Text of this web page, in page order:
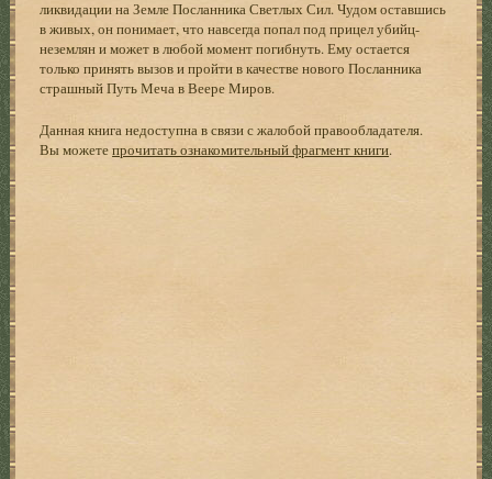
ликвидации на Земле Посланника Светлых Сил. Чудом оставшись
в живых, он понимает, что навсегда попал под прицел убийц-
неземлян и может в любой момент погибнуть. Ему остается
только принять вызов и пройти в качестве нового Посланника
страшный Путь Меча в Веере Миров.
Данная книга недоступна в связи с жалобой правообладателя.
Вы можетепрочитать ознакомительный фрагмент книги.